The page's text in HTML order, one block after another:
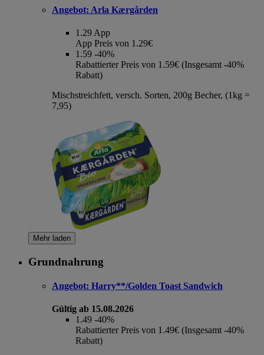
Angebot: Arla Kærgården
1.29 App
App Preis von 1.29€
1.59 -40%
Rabattierter Preis von 1.59€ (Insgesamt -40%
Rabatt)
Mischstreichfett, versch. Sorten, 200g Becher, (1kg =
7,95)
Mehr laden
Grundnahrung
Angebot: Harry**/Golden Toast Sandwich
Gültig ab 15.08.2026
1.49 -40%
Rabattierter Preis von 1.49€ (Insgesamt -40%
Rabatt)